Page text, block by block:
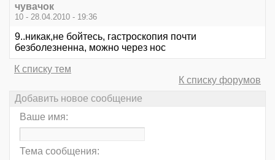
чувачок
10 - 28.04.2010 - 19:36
9..никак,не бойтесь, гастроскопия почти
безболезненна, можно через нос
К списку тем
К списку форумов
Добавить новое сообщение
Ваше имя:
Тема сообщения: